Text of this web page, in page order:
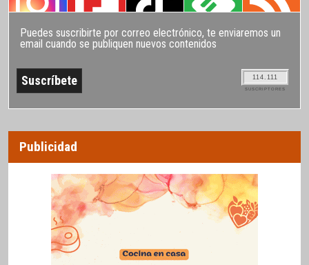
Puedes suscribirte por correo electrónico, te enviaremos un
email cuando se publiquen nuevos contenidos
114.111
SUSCRIPTORES
Publicidad